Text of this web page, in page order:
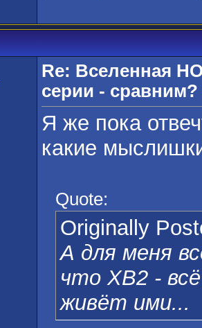
Re: Вселенная
серии - сравним?
Я же пока
какие
Quote:
Originally
А для меня
что ХВ2 -
живёт ими...